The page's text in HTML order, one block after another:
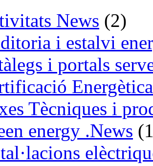
News (2)
i estalvi
i portals
Tècniques i
energy .News